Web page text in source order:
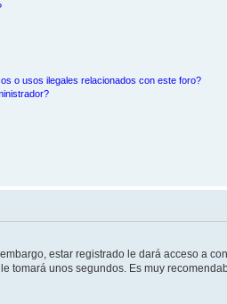
o usos ilegales relacionados con este foro?
estar registrado le dará acceso a
tomará unos segundos. Es muy